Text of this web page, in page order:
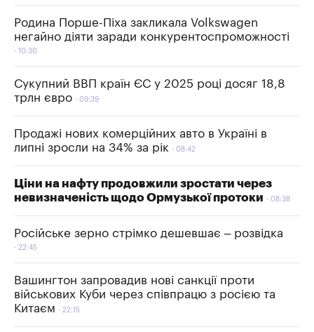
Родина Порше-Піха закликала Volkswagen
негайно діяти заради конкурентоспроможності
10:30
Сукупний ВВП країн ЄС у 2025 році досяг 18,8
трлн євро
09:39
Продажі нових комерційних авто в Україні в
липні зросли на 34% за рік
08:42
Ціни на нафту продовжили зростати через
невизначеність щодо Ормузької протоки
08:38
Російське зерно стрімко дешевшає – розвідка
22:45
Вашингтон запровадив нові санкції проти
військових Куби через співпрацю з росією та
Китаєм
22:15